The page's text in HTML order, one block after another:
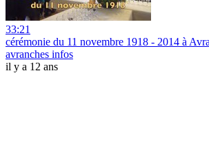
33:21
cérémonie du 11 novembre 1918 - 2014 à
avranches infos
il y a 12 ans